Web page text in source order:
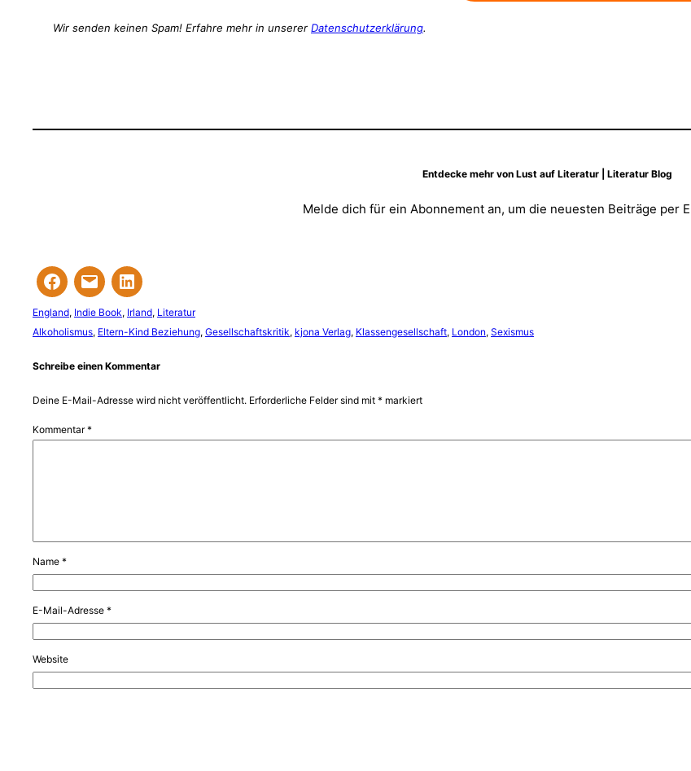
Wir senden keinen Spam! Erfahre mehr in unserer Datenschutzerklärung.
Entdecke mehr von Lust auf Literatur | Literatur Blog
Melde dich für ein Abonnement an, um die neuesten Beiträge per
England, Indie Book, Irland, Literatur
Alkoholismus, Eltern-Kind Beziehung, Gesellschaftskritik, kjona Verlag, Klassengesellschaft, London, Sexismus
Schreibe einen Kommentar
Deine E-Mail-Adresse wird nicht veröffentlicht. Erforderliche Felder sind mit * markiert
Kommentar*
Name *
E-Mail-Adresse *
Website